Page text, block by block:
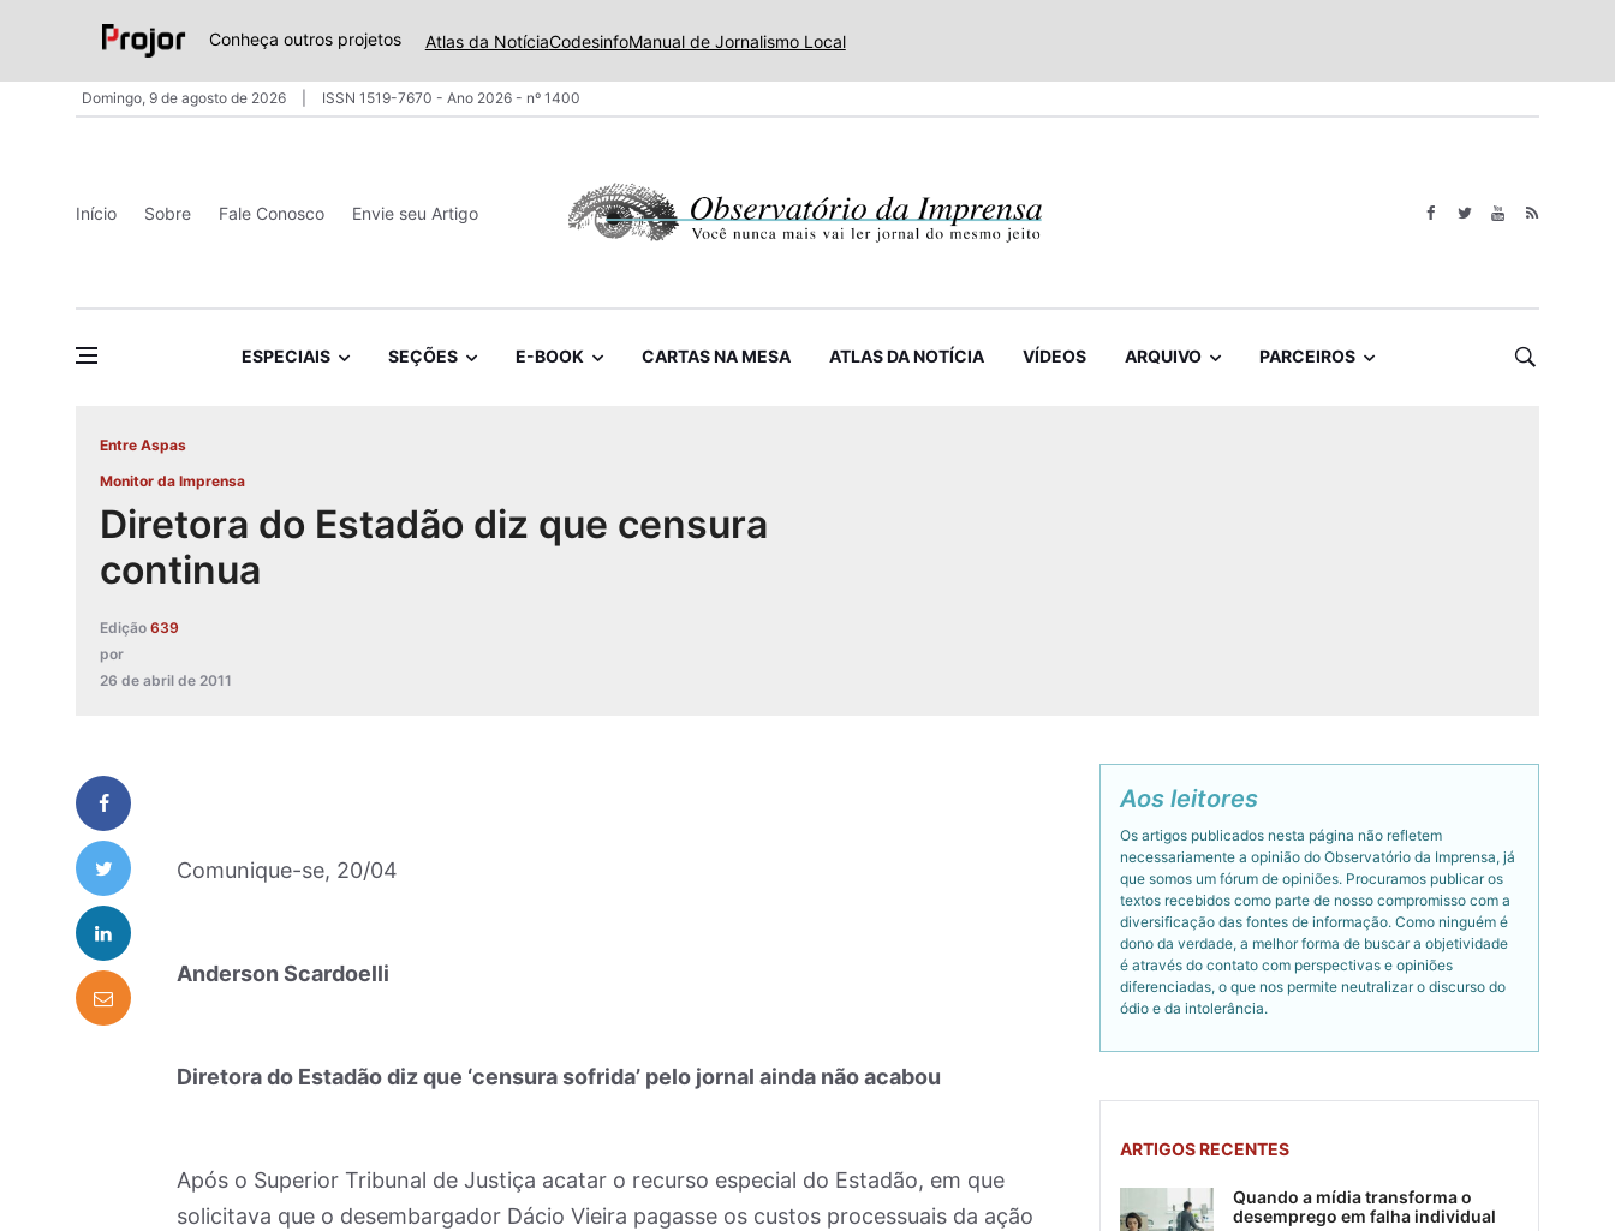
Conheça outros projetos Atlas da NotíciaCodesinfoManual de Jornalismo Local
Domingo, 9 de agosto de 2026 ISSN 1519-7670 - Ano 2026 - nº 1400
Início Sobre Fale Conosco Envie seu Artigo
ESPECIAIS SEÇÕES E-BOOK CARTAS NA MESA ATLAS DA NOTÍCIA VÍDEOS ARQUIVO PARCEIROS
Entre Aspas
Monitor da Imprensa
Diretora do Estadão diz que censura
continua
Edição 639
por
26 de abril de 2011
Comunique-se, 20/04
Anderson Scardoelli
Diretora do Estadão diz que ‘censura sofrida’ pelo jornal ainda não acabou
Após o Superior Tribunal de Justiça acatar o recurso especial do Estadão, em que
solicitava que o desembargador Dácio Vieira pagasse os custos processuais da ação
Aos leitores
Os artigos publicados nesta página não refletem
necessariamente a opinião do Observatório da Imprensa, já
que somos um fórum de opiniões. Procuramos publicar os
textos recebidos como parte de nosso compromisso com a
diversificação das fontes de informação. Como ninguém é
dono da verdade, a melhor forma de buscar a objetividade
é através do contato com perspectivas e opiniões
diferenciadas, o que nos permite neutralizar o discurso do
ódio e da intolerância.
ARTIGOS RECENTES
Quando a mídia transforma o
desemprego em falha individual